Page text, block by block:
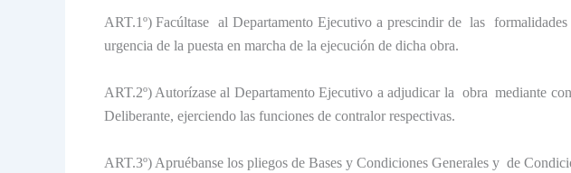
ART.1º) Facúltase al Departamento Ejecutivo a prescindir de las
urgencia de la puesta en marcha de la ejecución de dicha obra.
ART.2º) Autorízase al Departamento Ejecutivo a adjudicar la obra mediante
Deliberante, ejerciendo las funciones de contralor respectivas.
ART.3º) Apruébanse los pliegos de Bases y Condiciones Generales y de